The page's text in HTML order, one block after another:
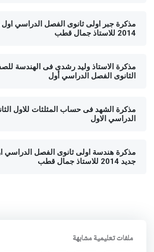
مذكرة جبر اولى ثانوى الفصل الدراسي اول
2014 للاستاذ جمال قطب
مذكرة الاستاذ وليد رشدى فى الهندسة
الثانوى الفصل الدراسي أول
مذكرة الشهد فى حساب المثلثات للاول
الدراسي الاول
مذكرة هندسة اولى ثانوى الفصل الدراسي
جديد 2014 للاستاذ جمال قطب
ملفات تعليمية مشابهة